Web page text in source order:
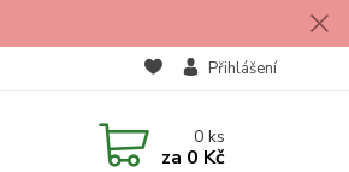
Přihlášení
0ks
za 0 Kč